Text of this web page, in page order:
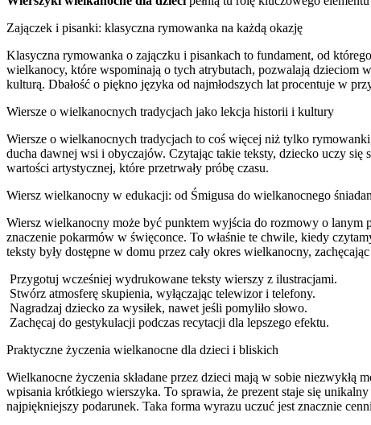
Zajączek i pisanki: klasyczna rymowanka na każdą okazję
Klasyczna rymowanka o zajączku i pisankach to fundament, od
wielkanocy, które wspominają o tych atrybutach, pozwalają dzieciom
kulturą. Dbałość o piękno języka od najmłodszych lat procentuje w
Wiersze o wielkanocnych tradycjach jako lekcja historii i kultury
Wiersze o wielkanocnych tradycjach to coś więcej niż tylko
ducha dawnej wsi i obyczajów. Czytając takie teksty, dziecko uczy się
wartości artystycznej, które przetrwały próbę czasu.
Wiersz wielkanocny w edukacji: od Śmigusa do wielkanocnego
Wiersz wielkanocny może być punktem wyjścia do rozmowy o
znaczenie pokarmów w święconce. To właśnie te chwile, kiedy
teksty były dostępne w domu przez cały okres wielkanocny,
Przygotuj wcześniej wydrukowane teksty wierszy z ilustracjami.
Stwórz atmosferę skupienia, wyłączając telewizor i telefony.
Nagradzaj dziecko za wysiłek, nawet jeśli pomyliło słowo.
Zachęcaj do gestykulacji podczas recytacji dla lepszego efektu.
Praktyczne życzenia wielkanocne dla dzieci i bliskich
Wielkanocne życzenia składane przez dzieci mają w sobie niezwykłą
wpisania krótkiego wierszyka. To sprawia, że prezent staje się
najpiękniejszy podarunek. Taka forma wyrazu uczuć jest znacznie